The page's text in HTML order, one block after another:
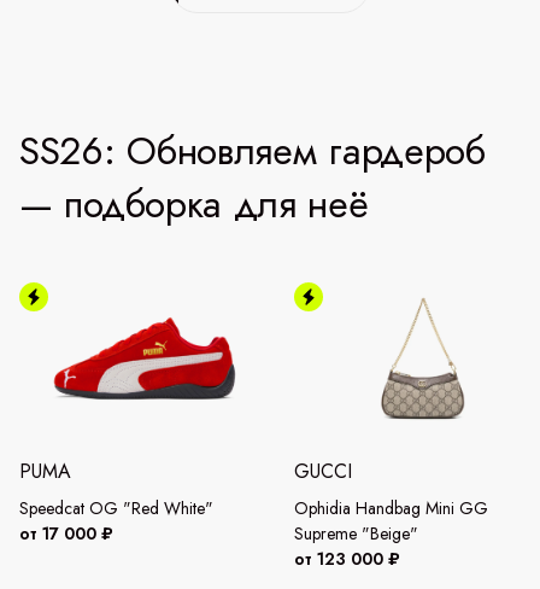
SS26: Обновляем гардероб
— подборка для неё
PUMA
Speedcat OG "Red White"
от 17 000 ₽
GUCCI
Ophidia Handbag Mini GG
Supreme "Beige"
от 123 000 ₽